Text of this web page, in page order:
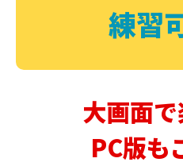
練習
大画面
PC版も